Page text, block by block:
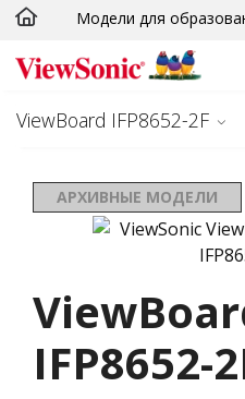
Skip to main content
Модели для
ViewBoard IFP8652-2F
АРХИВНЫЕ МОДЕЛИ
IFP8652-